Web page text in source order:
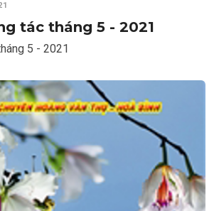
tác tháng 5 - 2021
5 - 2021